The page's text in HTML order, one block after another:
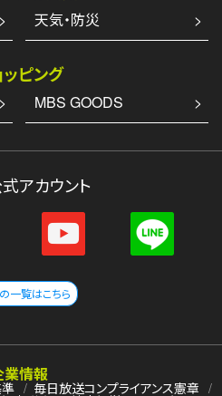
天気・防災
ッピング
MBS GOODS
アカウント
一覧はこちら
業情報
毎日放送コンプライアンス憲章